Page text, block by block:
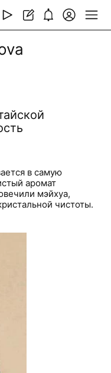
в самую
аромат
мэйхуа,
чистоты.